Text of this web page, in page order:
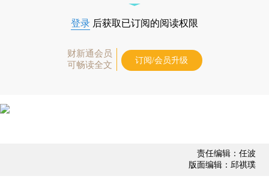
登录 后获取已订阅的阅读权限
财新通会员
可畅读全文
订阅/会员升级
责任编辑：任波
版面编辑：邱祺璞